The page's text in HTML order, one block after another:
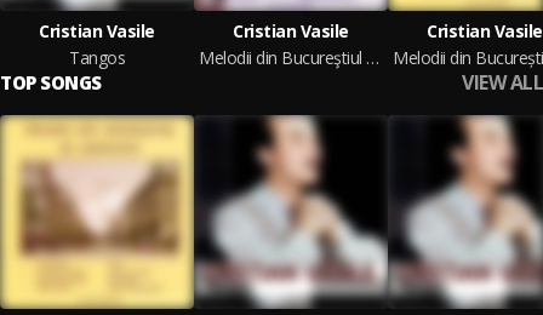
Cristian Vasile
Tangos
Cristian Vasile
Melodii din Bucureştiul de odinioară - Invitație la tango, Vol. 6
Cristian Vasile
TOP SONGS VIEW ALL